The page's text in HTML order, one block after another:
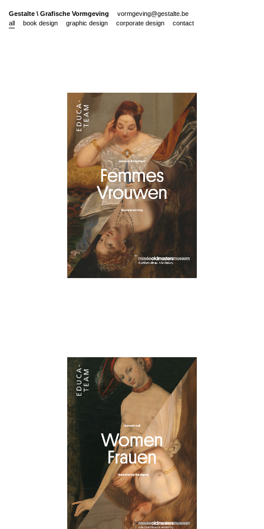
Gestalte \ Grafische Vormgeving
vormgeving@gestalte.be
all
book design graphic design corporate design contact